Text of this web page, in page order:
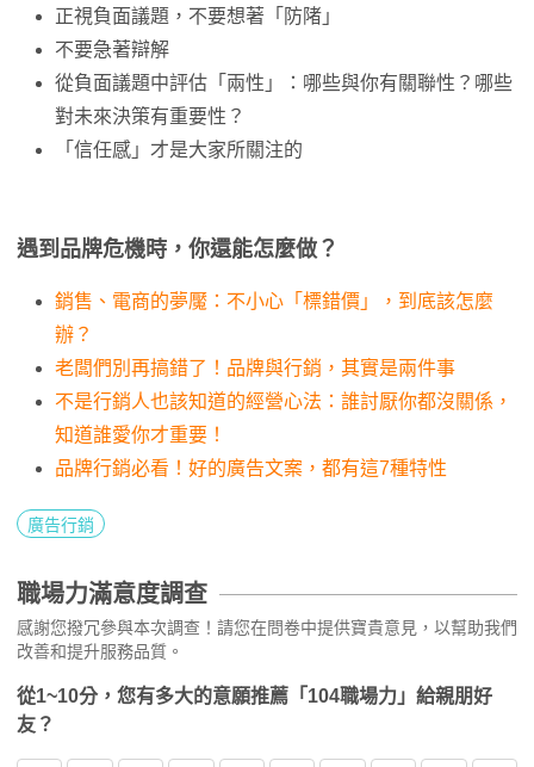
正視負面議題，不要想著「防陼」
不要急著辯解
從負面議題中評估「兩性」：哪些與你有關聯性？哪些
對未來決策有重要性？
「信任感」才是大家所關注的
遇到品牌危機時，你還能怎麼做？
銷售、電商的夢魘：不小心「標錯價」，到底該怎麼
辦？
老闆們別再搞錯了！品牌與行銷，其實是兩件事
不是行銷人也該知道的經營心法：誰討厭你都沒關係，
知道誰愛你才重要！
品牌行銷必看！好的廣告文案，都有這7種特性
廣告行銷
職場力滿意度調查
感謝您撥冗參與本次調查！請您在問卷中提供寶貴意見，以幫助我們
改善和提升服務品質。
從1~10分，您有多大的意願推薦「104職場力」給親朋好
友？